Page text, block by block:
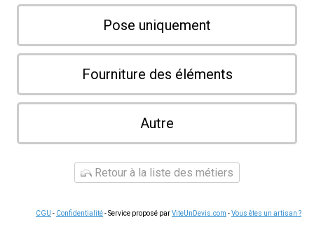
Pose uniquement
Fourniture des éléments
Autre
Retour à la liste des métiers
CGU - Confidentialité- Service proposé parViteUnDevis.com -Vous êtes un artisan ?